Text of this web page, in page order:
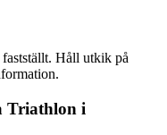
Håll utkik på
Triathlon i